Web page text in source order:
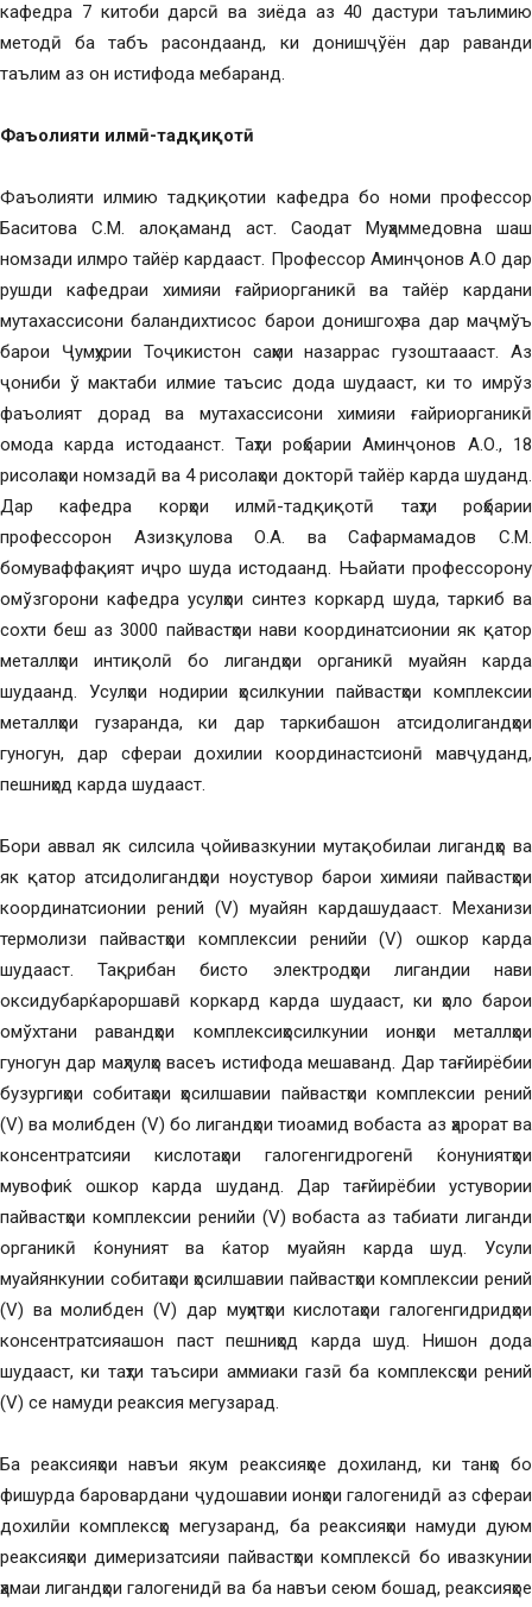
кафедра 7 китоби дарсӣ ва зиёда аз 40 дастури таълимию
методӣ ба табъ расондаанд, ки донишҷўён дар раванди
таълим аз он истифода мебаранд.
Фаъолияти илмӣ-тадқиқотӣ
Фаъолияти илмию тадқиқотии кафедра бо номи профессор
Баситова С.М. алоқаманд аст. Саодат Муҳаммедовна шаш
номзади илмро тайёр кардааст. Профессор Аминҷонов А.О дар
рушди кафедраи химияи ғайриорганикӣ ва тайёр кардани
мутахассисони баландихтисос барои донишгоҳ ва дар маҷмўъ
барои Ҷумҳурии Тоҷикистон саҳми назаррас гузоштаааст. Аз
ҷониби ў мактаби илмие таъсис дода шудааст, ки то имрўз
фаъолият дорад ва мутахассисони химияи ғайриорганикӣ
омода карда истодаанст. Таҳти роҳбарии Аминҷонов А.О., 18
рисолаҳои номзадӣ ва 4 рисолаҳои докторӣ тайёр карда шуданд.
Дар кафедра корҳои илмӣ-тадқиқотӣ таҳти роҳбарии
профессорон Азизқулова О.А. ва Сафармамадов С.М.
бомуваффақият иҷро шуда истодаанд. Њайати профессорону
омўзгорони кафедра усулҳои синтез коркард шуда, таркиб ва
сохти беш аз 3000 пайвастҳои нави координатсионии як қатор
металлҳои интиқолӣ бо лигандҳои органикӣ муайян карда
шудаанд. Усулҳои нодирии ҳосилкунии пайвастҳои комплексии
металлҳои гузаранда, ки дар таркибашон атсидолигандҳои
гуногун, дар сфераи дохилии координастсионӣ мавҷуданд,
пешниҳод карда шудааст.
Бори аввал як силсила ҷойивазкунии мутақобилаи лигандҳо ва
як қатор атсидолигандҳои ноустувор барои химияи пайвастҳои
координатсионии рений (V) муайян кардашудааст. Механизи
термолизи пайвастҳои комплексии ренийи (V) ошкор карда
шудааст. Тақрибан бисто электродҳои лигандии нави
оксидубарќароршавӣ коркард карда шудааст, ки ҳоло барои
омўхтани равандҳои комплексиҳосилкунии ионҳои металлҳои
гуногун дар маҳлулҳо васеъ истифода мешаванд. Дар тағйирёбии
бузургиҳои собитаҳои ҳосилшавии пайвастҳои комплексии рений
(V) ва молибден (V) бо лигандҳои тиоамид вобаста аз ҳарорат ва
консентратсияи кислотаҳои галогенгидрогенӣ ќонуниятҳои
мувофиќ ошкор карда шуданд. Дар тағйирёбии устувории
пайвастҳои комплексии ренийи (V) вобаста аз табиати лиганди
органикӣ ќонуният ва ќатор муайян карда шуд. Усули
муайянкунии собитаҳои ҳосилшавии пайвастҳои комплексии рений
(V) ва молибден (V) дар муҳитҳои кислотаҳои галогенгидридҳои
консентратсияашон паст пешниҳод карда шуд. Нишон дода
шудааст, ки таҳти таъсири аммиаки газӣ ба комплексҳои рений
(V) се намуди реаксия мегузарад.
Ба реаксияҳои навъи якум реаксияҳое дохиланд, ки танҳо бо
фишурда баровардани ҷудошавии ионҳои галогенидӣ аз сфераи
дохилӣи комплексҳо мегузаранд, ба реаксияҳои намуди дуюм
реаксияҳои димеризатсияи пайвастҳои комплексӣ бо ивазкунии
ҳамаи лигандҳои галогенидӣ ва ба навъи сеюм бошад, реаксияҳое